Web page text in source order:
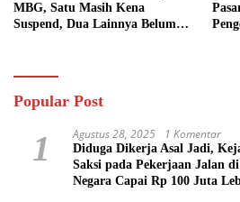
MBG, Satu Masih Kena
Suspend, Dua Lainnya Belum
Popular Post
1 Agustus 28, 2025 1 Komentar
Diduga Dikerja Asal Jadi,
Saksi pada Pekerjaan Jalan
Negara Capai Rp 100 Juta